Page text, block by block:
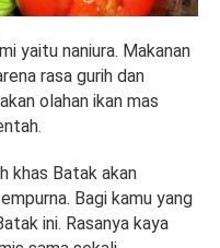
yaitu naniura. Makanan
rasa gurih dan
olahan ikan mas
khas Batak akan
Bagi kamu yang
ini. Rasanya kaya